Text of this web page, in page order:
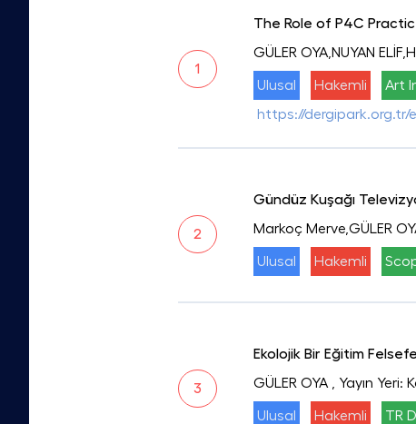
1
The Role of P4C
GÜLER OYA,NUYAN
Ulusal Hakemli Art
https://dergipark.org.tr/
2
Gündüz Kuşağı
Markoç Merve,GÜLER
Ulusal Hakemli
3
Ekolojik Bir Eğitim
GÜLER OYA
, Yayın
Ulusal Hakemli TR